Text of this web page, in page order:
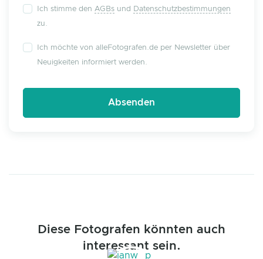
Ich stimme den AGBs und
Datenschutzbestimmungen
zu.
Ich möchte von alleFotografen.de per Newsletter über
Neuigkeiten informiert werden.
Diese Fotografen könnten auch
interessant sein.